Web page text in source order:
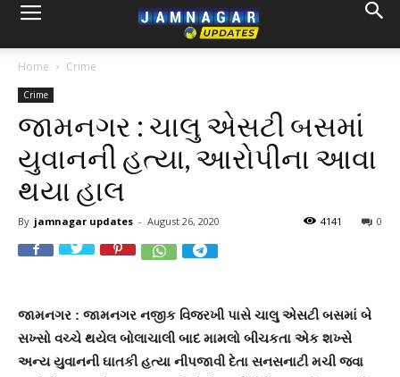
Home Crime
Crime
જામનગર : ચાલુ એસટી બસમાં
યુવાનની હત્યા, આરોપીના આવા
થયા હાલ
By jamnagar updates - August 26, 2020 0
4141
જામનગર : જામનગર નજીક વિજરખી પાસે ચાલુ એસટી બસમાં બે
સખ્સો વચ્ચે થયેલ બોલાચાલી બાદ મામલો બીચકતા એક શખ્સે
અન્ય યુવાનની ઘાતકી હત્યા નીપજાવી દેતા સનસનાટી મચી જવા